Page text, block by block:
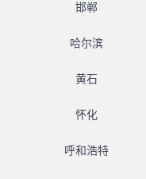
邯郸
哈尔滨
黄石
怀化
呼和浩特